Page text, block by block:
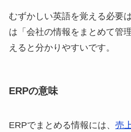
むずかしい英語を覚える必要
は「会社の情報をまとめて管
えると分かりやすいです。
ERPの意味
ERPでまとめる情報には、 売